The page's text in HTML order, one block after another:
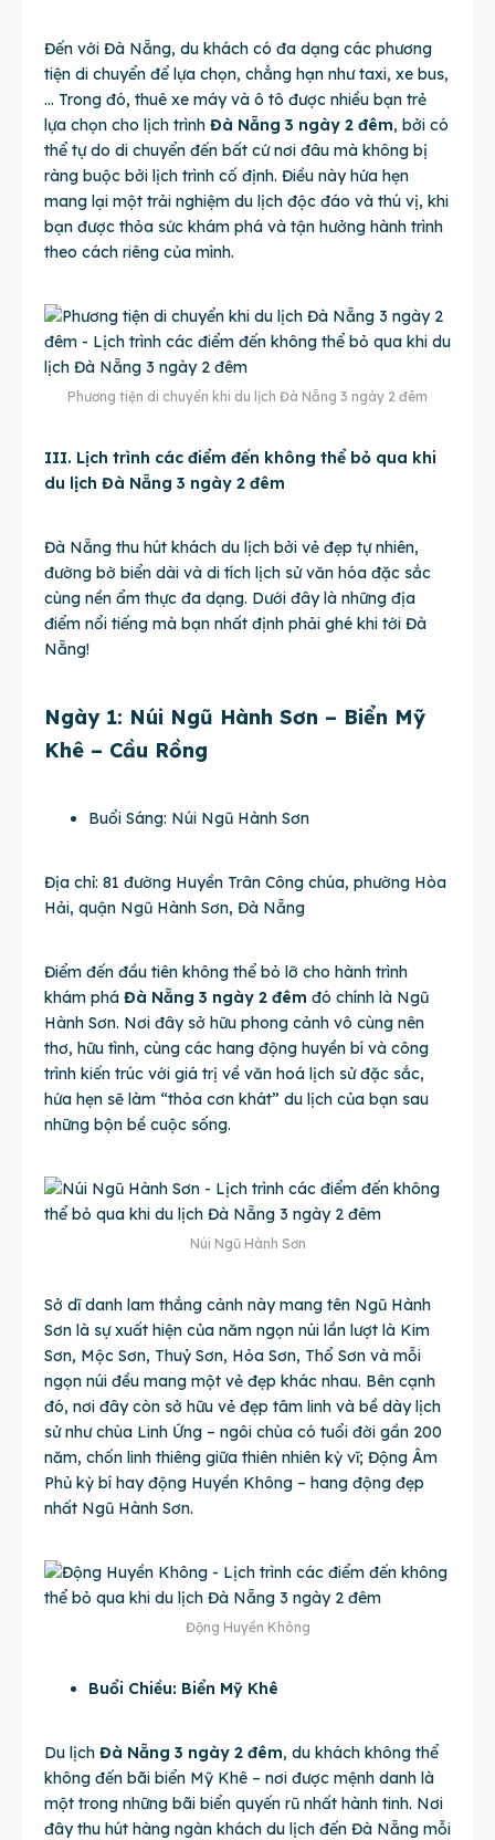
Đến với Đà Nẵng, du khách có đa dạng các phương
tiện di chuyển để lựa chọn, chẳng hạn như taxi, xe bus,
… Trong đó, thuê xe máy và ô tô được nhiều bạn trẻ
lựa chọn cho lịch trình Đà Nẵng 3 ngày 2 đêm, bởi có
thể tự do di chuyển đến bất cứ nơi đâu mà không bị
ràng buộc bởi lịch trình cố định. Điều này hứa hẹn
mang lại một trải nghiệm du lịch độc đáo và thú vị, khi
bạn được thỏa sức khám phá và tận hưởng hành trình
theo cách riêng của mình.
Phương tiện di chuyển khi du lịch Đà Nẵng 3 ngày 2 đêm
III. Lịch trình các điểm đến không thể bỏ qua khi
du lịch Đà Nẵng 3 ngày 2 đêm
Đà Nẵng thu hút khách du lịch bởi vẻ đẹp tự nhiên,
đường bờ biển dài và di tích lịch sử văn hóa đặc sắc
cùng nền ẩm thực đa dạng. Dưới đây là những địa
điểm nổi tiếng mà bạn nhất định phải ghé khi tới Đà
Nẵng!
Ngày 1: Núi Ngũ Hành Sơn – Biển Mỹ
Khê – Cầu Rồng
Buổi Sáng: Núi Ngũ Hành Sơn
Địa chỉ: 81 đường Huyền Trân Công chúa, phường Hòa
Hải, quận Ngũ Hành Sơn, Đà Nẵng
Điểm đến đầu tiên không thể bỏ lỡ cho hành trình
khám phá Đà Nẵng 3 ngày 2 đêm đó chính là Ngũ
Hành Sơn. Nơi đây sở hữu phong cảnh vô cùng nên
thơ, hữu tình, cùng các hang động huyền bí và công
trình kiến trúc với giá trị về văn hoá lịch sử đặc sắc,
hứa hẹn sẽ làm “thỏa cơn khát” du lịch của bạn sau
những bộn bề cuộc sống.
Núi Ngũ Hành Sơn
Sở dĩ danh lam thắng cảnh này mang tên Ngũ Hành
Sơn là sự xuất hiện của năm ngọn núi lần lượt là Kim
Sơn, Mộc Sơn, Thuỷ Sơn, Hỏa Sơn, Thổ Sơn và mỗi
ngọn núi đều mang một vẻ đẹp khác nhau. Bên cạnh
đó, nơi đây còn sở hữu vẻ đẹp tâm linh và bề dày lịch
sử như chùa Linh Ứng – ngôi chùa có tuổi đời gần 200
năm, chốn linh thiêng giữa thiên nhiên kỳ vĩ; Động Âm
Phủ kỳ bí hay động Huyền Không – hang động đẹp
nhất Ngũ Hành Sơn.
Động Huyền Không
Buổi Chiều: Biển Mỹ Khê
Du lịch Đà Nẵng 3 ngày 2 đêm, du khách không thể
không đến bãi biển Mỹ Khê – nơi được mệnh danh là
một trong những bãi biển quyến rũ nhất hành tinh. Nơi
đây thu hút hàng ngàn khách du lịch đến Đà Nẵng mỗi